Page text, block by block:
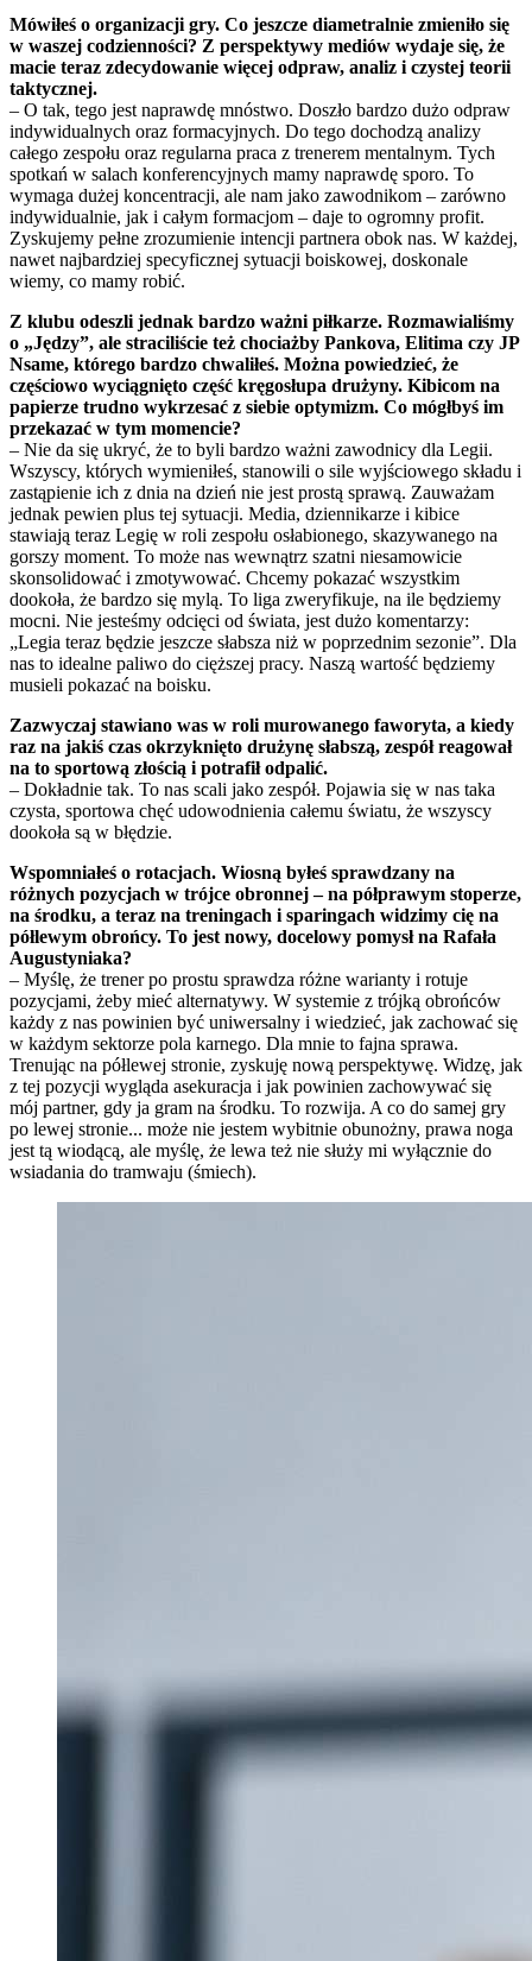
Mówiłeś o organizacji gry. Co jeszcze diametralnie zmieniło się
w waszej codzienności? Z perspektywy mediów wydaje się, że
macie teraz zdecydowanie więcej odpraw, analiz i czystej teorii
taktycznej.
– O tak, tego jest naprawdę mnóstwo. Doszło bardzo dużo odpraw
indywidualnych oraz formacyjnych. Do tego dochodzą analizy
całego zespołu oraz regularna praca z trenerem mentalnym. Tych
spotkań w salach konferencyjnych mamy naprawdę sporo. To
wymaga dużej koncentracji, ale nam jako zawodnikom – zarówno
indywidualnie, jak i całym formacjom – daje to ogromny profit.
Zyskujemy pełne zrozumienie intencji partnera obok nas. W każdej,
nawet najbardziej specyficznej sytuacji boiskowej, doskonale
wiemy, co mamy robić.
Z klubu odeszli jednak bardzo ważni piłkarze. Rozmawialiśmy
o „Jędzy”, ale straciliście też chociażby Pankova, Elitima czy JP
Nsame, którego bardzo chwaliłeś. Można powiedzieć, że
częściowo wyciągnięto część kręgosłupa drużyny. Kibicom na
papierze trudno wykrzesać z siebie optymizm. Co mógłbyś im
przekazać w tym momencie?
– Nie da się ukryć, że to byli bardzo ważni zawodnicy dla Legii.
Wszyscy, których wymieniłeś, stanowili o sile wyjściowego składu i
zastąpienie ich z dnia na dzień nie jest prostą sprawą. Zauważam
jednak pewien plus tej sytuacji. Media, dziennikarze i kibice
stawiają teraz Legię w roli zespołu osłabionego, skazywanego na
gorszy moment. To może nas wewnątrz szatni niesamowicie
skonsolidować i zmotywować. Chcemy pokazać wszystkim
dookoła, że bardzo się mylą. To liga zweryfikuje, na ile będziemy
mocni. Nie jesteśmy odcięci od świata, jest dużo komentarzy:
„Legia teraz będzie jeszcze słabsza niż w poprzednim sezonie”. Dla
nas to idealne paliwo do cięższej pracy. Naszą wartość będziemy
musieli pokazać na boisku.
Zazwyczaj stawiano was w roli murowanego faworyta, a kiedy
raz na jakiś czas okrzyknięto drużynę słabszą, zespół reagował
na to sportową złością i potrafił odpalić.
– Dokładnie tak. To nas scali jako zespół. Pojawia się w nas taka
czysta, sportowa chęć udowodnienia całemu światu, że wszyscy
dookoła są w błędzie.
Wspomniałeś o rotacjach. Wiosną byłeś sprawdzany na
różnych pozycjach w trójce obronnej – na półprawym stoperze,
na środku, a teraz na treningach i sparingach widzimy cię na
półlewym obrońcy. To jest nowy, docelowy pomysł na Rafała
Augustyniaka?
– Myślę, że trener po prostu sprawdza różne warianty i rotuje
pozycjami, żeby mieć alternatywy. W systemie z trójką obrońców
każdy z nas powinien być uniwersalny i wiedzieć, jak zachować się
w każdym sektorze pola karnego. Dla mnie to fajna sprawa.
Trenując na półlewej stronie, zyskuję nową perspektywę. Widzę, jak
z tej pozycji wygląda asekuracja i jak powinien zachowywać się
mój partner, gdy ja gram na środku. To rozwija. A co do samej gry
po lewej stronie... może nie jestem wybitnie obunożny, prawa noga
jest tą wiodącą, ale myślę, że lewa też nie służy mi wyłącznie do
wsiadania do tramwaju (śmiech).